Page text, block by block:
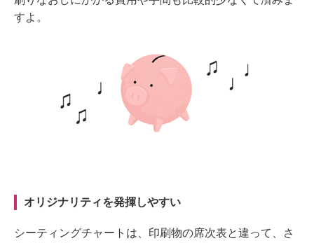
すよ。
オリジナリティを発揮しやすい
シーティングチャートは、印刷物の席次表と違って、さ